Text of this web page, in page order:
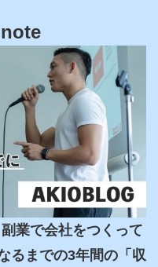
業で会社をつくって
るまでの3年間の「収